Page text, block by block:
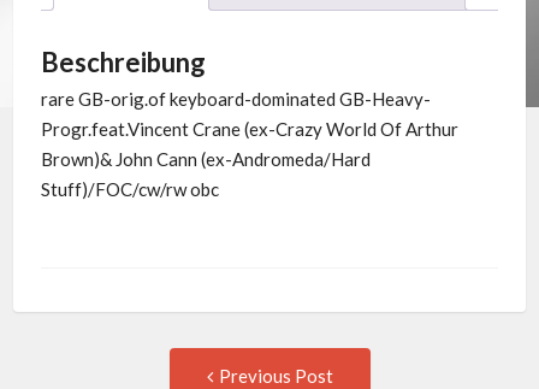
Beschreibung
rare GB-orig.of keyboard-dominated GB-Heavy-
Progr.feat.Vincent Crane (ex-Crazy World Of Arthur
Brown)& John Cann (ex-Andromeda/Hard
Stuff)/FOC/cw/rw obc
Previous Post